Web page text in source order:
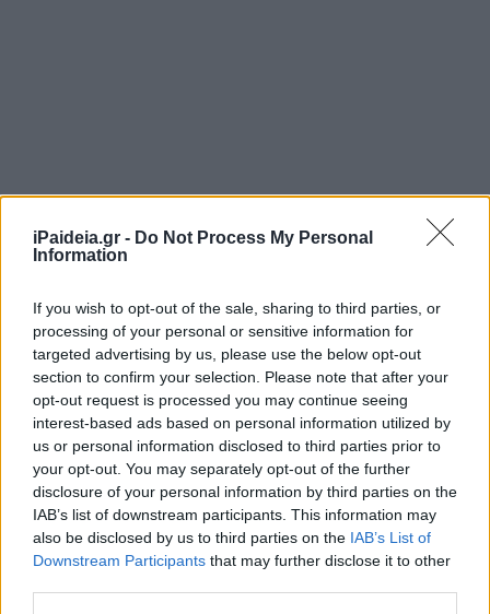
iPaideia.gr - Do Not Process My Personal
Information
If you wish to opt-out of the sale, sharing to third parties, or
processing of your personal or sensitive information for
targeted advertising by us, please use the below opt-out
section to confirm your selection. Please note that after your
opt-out request is processed you may continue seeing
interest-based ads based on personal information utilized by
us or personal information disclosed to third parties prior to
your opt-out. You may separately opt-out of the further
disclosure of your personal information by third parties on the
IAB’s list of downstream participants. This information may
also be disclosed by us to third parties on the IAB’s List of
Downstream Participants that may further disclose it to other